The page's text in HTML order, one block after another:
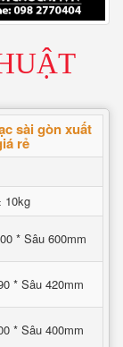
sài gòn xuất
rẻ
10kg
* Sâu 600mm
* Sâu 420mm
* Sâu 400mm